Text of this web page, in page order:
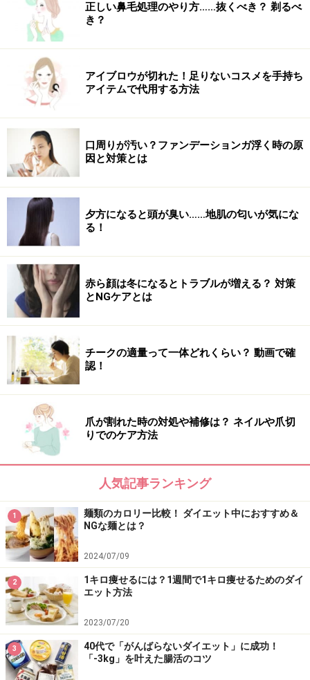
と良いでしょう。揚げ物もOK、調味料たっぷりでも
OK。ただし、腸内から体への吸収を抑えるために、食物
繊維が豊富な野菜や海藻類を必ず一緒に摂取するように
しましょう。味付けの濃い料理と組み合わせるので、野
菜料理は生や蒸し野菜などで油を使わない料理がおすす
めです。
生理明けのダイエットの仕方
お菓子は食べてもＯＫだが、お菓子を食事代わりにするのは
ＮＧ！
ダイエット中はお菓子は大敵！と避けている人も、生理
前だけはお菓子を食べることを許してあげましょう。お
菓子を食べたい！と思いながら、お菓子のことを常に考
えながら1日を過ごし、数日後に爆発してお菓子を過食
してしまうくらいなら、毎日少しずつ食べて心身を満足
させてあげたほうが過食を防ぎダイエットにはプラスで
もちろん、食事代わりにお菓子だけを食べるのはNG。1
日3～5食に分けて食事をして、かつ味付けの濃いものを
食べてもそれでも満足できなかった時にデザートとして
食べる程度が適切です。間食ではなく食後のデザートと
して食べれば食べ過ぎを防げるでしょう。
ただし、日頃よりお菓子の摂取量が増えた分、食欲が落
ち着く生理明けは1～2日は糖質制限をして体をリセット
しましょう。「夕食だけ主食を抜く」「1日2食、主食を
抜く」「主食は食べるが、糖質の多い野菜や果物は食べ
ない」「お菓子を食べない」「糖質の入った調味料を使
わない」など、糖質制限といっても方法は様々です。心
身にストレスのかからない方法でプチ糖質制限を実践し
正しい鼻毛処理のやり方……抜くべき？ 剃るべ
き？
アイブロウが切れた！足りないコスメを手持ち
アイテムで代用する方法
口周りが汚い？ファンデーションガ浮く時の原
因と対策とは
夕方になると頭が臭い……地肌の匂いが気にな
る！
赤ら顔は冬になるとトラブルが増える？ 対策
とNGケアとは
チークの適量って一体どれくらい？ 動画で確
認！
爪が割れた時の対処や補修は？ ネイルや爪切
りでのケア方法
人気記事ランキング
1
麺類のカロリー比較！ ダイエット中におすすめ＆
NGな麺とは？
2024/07/09
2
1キロ痩せるには？1週間で1キロ痩せるためのダイ
エット方法
2023/07/20
3
40代で「がんばらないダイエット」に成功！
「-3kg」を叶えた腸活のコツ